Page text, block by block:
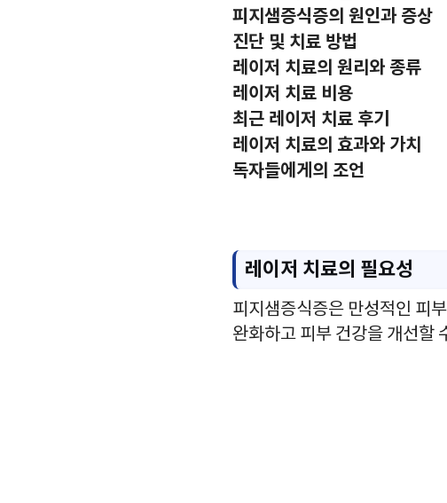
피지샘증식증의 원인과 증상
진단 및 치료 방법
레이저 치료의 원리와 종류
레이저 치료 비용
최근 레이저 치료 후기
레이저 치료의 효과와 가치
독자들에게의 조언
레이저 치료의 필요성
피지샘증식증은 만성적인 피
완화하고 피부 건강을 개선할